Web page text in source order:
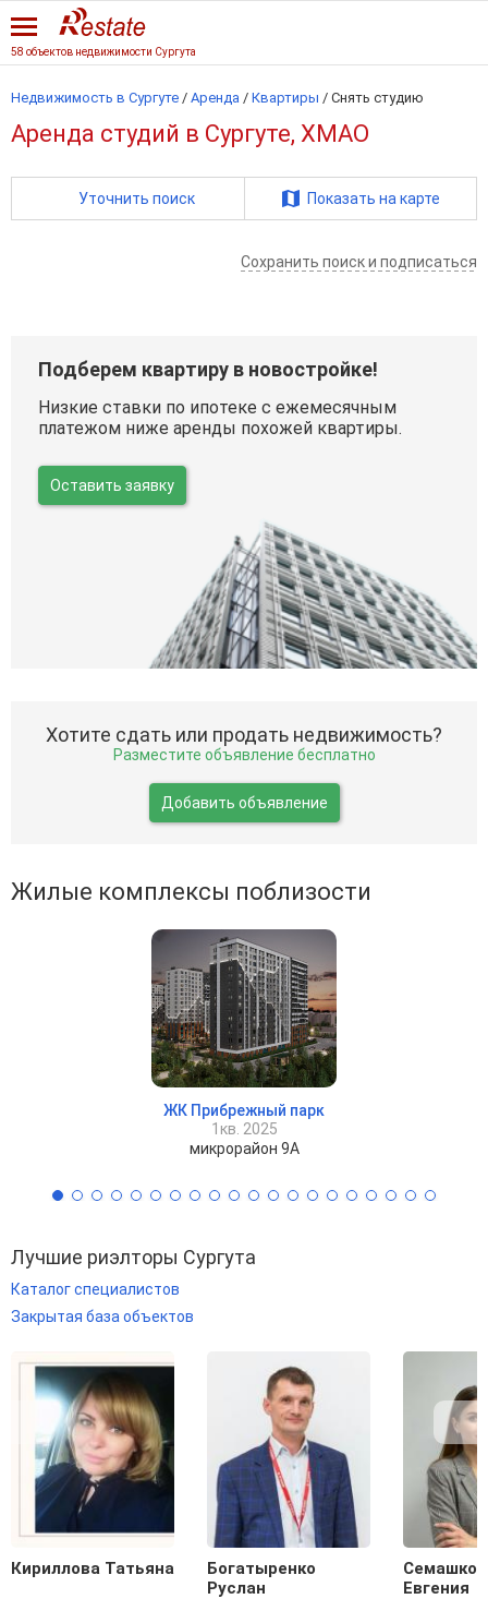
58 объектов недвижимости Сургута
Недвижимость в Сургуте / Аренда / Квартиры / Снять студию
Аренда студий в Сургуте, ХМАО
Уточнить поиск Показать на карте
Сохранить поиск и подписаться
Подберем квартиру в новостройке!
Низкие ставки по ипотеке с ежемесячным
платежом ниже аренды похожей квартиры.
Оставить заявку
Хотите сдать или продать недвижимость?
Разместите объявление бесплатно
Добавить объявление
Жилые комплексы поблизости
ЖК Прибрежный парк
1кв. 2025
микрорайон 9А
Лучшие риэлторы Сургута
Каталог специалистов
Закрытая база объектов
Кириллова Татьяна
Богатыренко
Руслан
Евгения